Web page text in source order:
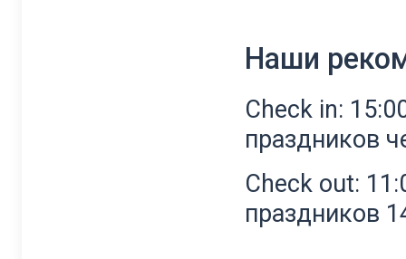
Наши
Check in:
праздников
Check out:
праздников